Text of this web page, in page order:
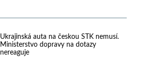
Ukrajinská auta na českou STK nemusí.
Ministerstvo dopravy na dotazy
nereaguje